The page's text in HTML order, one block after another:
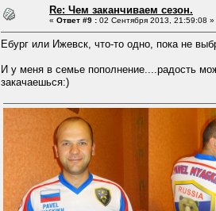
Re: Чем заканчиваем сезон.
« Ответ #9 : 02 Сентября 2013, 21:59:08 »
Ебург или Ижевск, что-то одно, пока не
И у меня в семье пополнение....радость
закачаешься:)